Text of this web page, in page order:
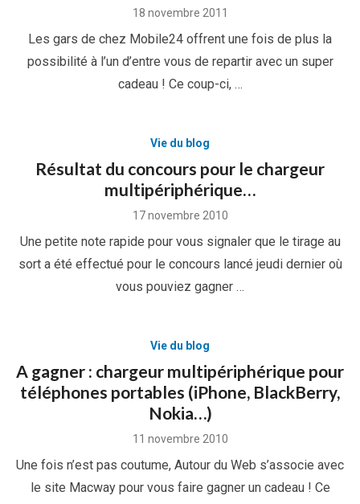
Posted
18 novembre 2011
Les gars de chez Mobile24 offrent une fois de plus la
possibilité à l’un d’entre vous de repartir avec un super
cadeau ! Ce coup-ci, …
Vie du blog
Résultat du concours pour le chargeur
multipériphérique…
Posted
17 novembre 2010
Une petite note rapide pour vous signaler que le tirage au
sort a été effectué pour le concours lancé jeudi dernier où
vous pouviez gagner …
Vie du blog
A gagner : chargeur multipériphérique pour
téléphones portables (iPhone, BlackBerry,
Nokia…)
Posted
11 novembre 2010
Une fois n’est pas coutume, Autour du Web s’associe avec
le site Macway pour vous faire gagner un cadeau ! Ce